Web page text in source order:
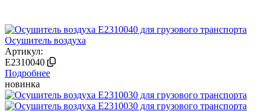
Осушитель воздуха
Артикул:
E2310040
Подробнее
новинка